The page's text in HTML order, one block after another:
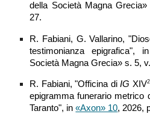
della Società Magna
27.
R. Fabiani, G. Vallarino,
testimonianza epigrafica",
Società Magna Grecia» s. 5,
R. Fabiani, "Officina diIG XIV2
epigramma funerario metrico
Taranto", in«Axon» 10, 2026,